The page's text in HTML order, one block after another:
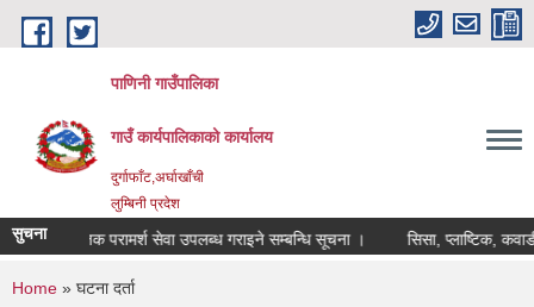
Skip to main content
पाणिनी गाउँपालिका
गाउँ कार्यपालिकाको कार्यालय
दुर्गाफाँट,अर्घाखाँची
लुम्बिनी प्रदेश
सुचना परामर्श सेवा उपलब्ध गराइने सम्बन्धि सूचना । सिसा, प्लाष्टिक, कवाडी
You are here
Home » घटना दर्ता